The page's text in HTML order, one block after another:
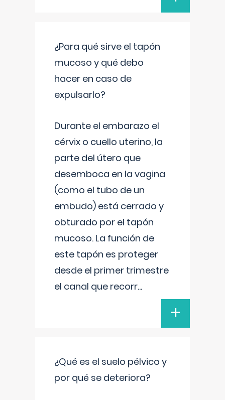
¿Para qué sirve el tapón
mucoso y qué debo
hacer en caso de
expulsarlo?
Durante el embarazo el
cérvix o cuello uterino, la
parte del útero que
desemboca en la vagina
(como el tubo de un
embudo) está cerrado y
obturado por el tapón
mucoso. La función de
este tapón es proteger
desde el primer trimestre
el canal que recorr...
+
¿Qué es el suelo pélvico y
por qué se deteriora?